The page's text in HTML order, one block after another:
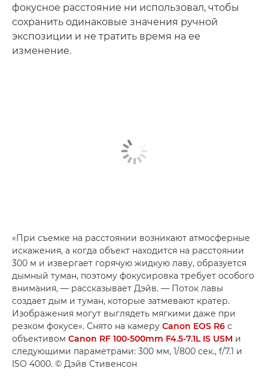
фокусное расстояние ни использовал, чтобы
сохранить одинаковые значения ручной
экспозиции и не тратить время на ее
изменение.
«При съемке на расстоянии возникают атмосферные
искажения, а когда объект находится на расстоянии
300 м и извергает горячую жидкую лаву, образуется
дымный туман, поэтому фокусировка требует особого
внимания, — рассказывает Дэйв. — Поток лавы
создает дым и туман, которые затмевают кратер.
Изображения могут выглядеть мягкими даже при
резком фокусе». Снято на камеру Canon EOS R6 с
объективом Canon RF 100-500mm F4.5-7.1L IS USM и
следующими параметрами: 300 мм, 1/800 сек., f/7.1 и
ISO 4000. © Дэйв Стивенсон